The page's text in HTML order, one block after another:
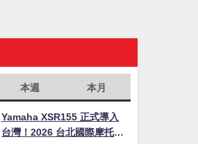
本週 本月
Yamaha XSR155 正式導入
台灣！2026 台北國際摩托車